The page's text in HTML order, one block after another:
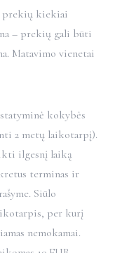
prekių kiekiai
– prekių gali būti
Matavimo vienetai
kokybės
2 metų laikotarpį).
ilgesnį laiką
terminas ir
Siūlo
per kurį
nemokamai.